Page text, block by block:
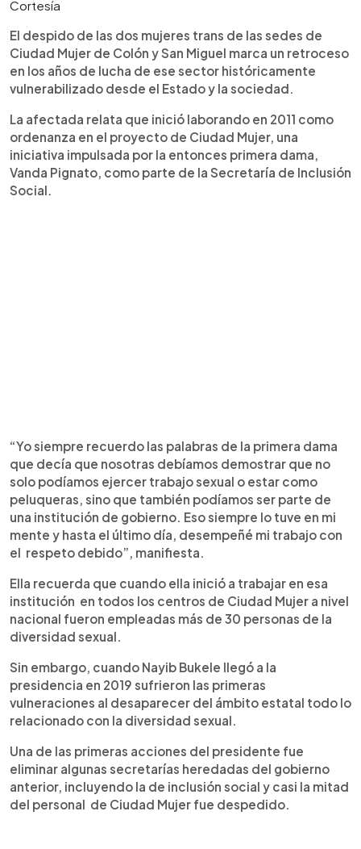
Cortesía
El despido de las dos mujeres trans de las sedes de
Ciudad Mujer de Colón y San Miguel marca un retroceso
en los años de lucha de ese sector históricamente
vulnerabilizado desde el Estado y la sociedad.
La afectada relata que inició laborando en 2011 como
ordenanza en el proyecto de Ciudad Mujer, una
iniciativa impulsada por la entonces primera dama,
Vanda Pignato, como parte de la Secretaría de Inclusión
Social.
“Yo siempre recuerdo las palabras de la primera dama
que decía que nosotras debíamos demostrar que no
solo podíamos ejercer trabajo sexual o estar como
peluqueras, sino que también podíamos ser parte de
una institución de gobierno. Eso siempre lo tuve en mi
mente y hasta el último día, desempeñé mi trabajo con
el respeto debido”, manifiesta.
Ella recuerda que cuando ella inició a trabajar en esa
institución en todos los centros de Ciudad Mujer a nivel
nacional fueron empleadas más de 30 personas de la
diversidad sexual.
Sin embargo, cuando Nayib Bukele llegó a la
presidencia en 2019 sufrieron las primeras
vulneraciones al desaparecer del ámbito estatal todo lo
relacionado con la diversidad sexual.
Una de las primeras acciones del presidente fue
eliminar algunas secretarías heredadas del gobierno
anterior, incluyendo la de inclusión social y casi la mitad
del personal de Ciudad Mujer fue despedido.